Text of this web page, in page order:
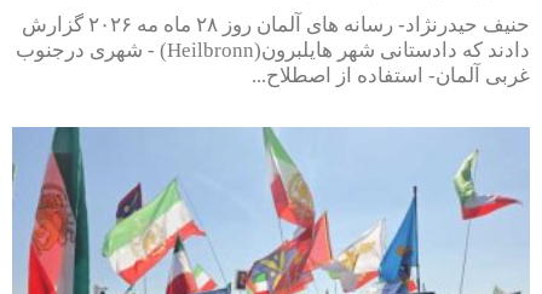
حنیف حیدرنژاد- رسانه های آلمان روز ۲۸ ماه مه ۲۰۲۶ گزارش
دادند که دادستانی شهر هایلبرون(Heilbronn) - شهری درجنوب
غربی آلمان- استفاده از اصطلاح...